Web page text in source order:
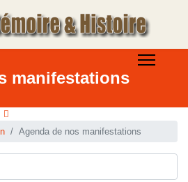
manifestations
Agenda de nos manifestations